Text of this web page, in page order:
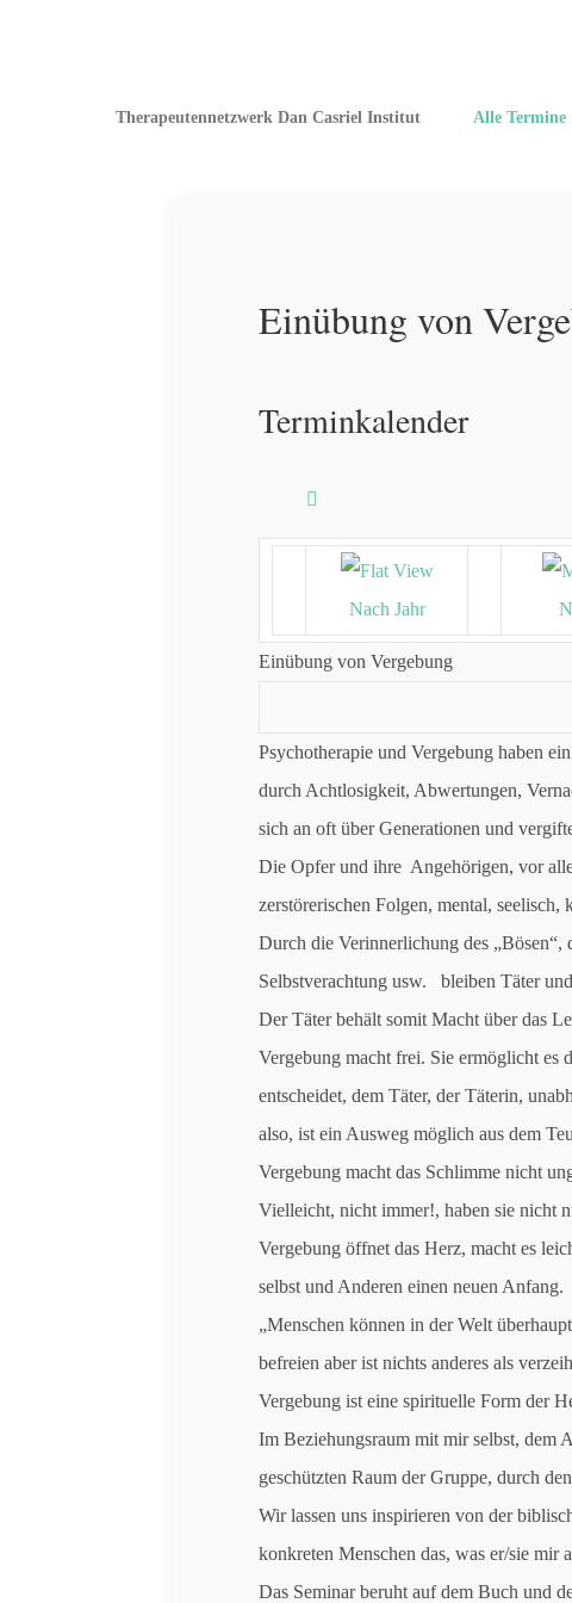
Therapeutennetzwerk Dan Casriel Institut Alle Termine
Einübung von
Terminkalender
Nach Jahr
Einübung von Vergebung
Psychotherapie und Vergebung haben
durch Achtlosigkeit, Abwertungen,
sich an oft über Generationen und
Die Opfer und ihre Angehörigen, vor
zerstörerischen Folgen, mental, seelisch,
Durch die Verinnerlichung des „Bösen“,
Selbstverachtung usw. bleiben Täter
Der Täter behält somit Macht über das
Vergebung macht frei. Sie ermöglicht es
entscheidet, dem Täter, der Täterin,
also, ist ein Ausweg möglich aus dem
Vergebung macht das Schlimme nicht
Vielleicht, nicht immer!, haben sie nicht
Vergebung öffnet das Herz, macht es
selbst und Anderen einen neuen Anfang.
„Menschen können in der Welt
befreien aber ist nichts anderes als
Vergebung ist eine spirituelle Form der
Im Beziehungsraum mit mir selbst, dem
geschützten Raum der Gruppe, durch
Wir lassen uns inspirieren von der
konkreten Menschen das, was er/sie mir
Das Seminar beruht auf dem Buch und